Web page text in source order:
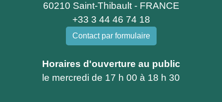
60210 Saint-Thibault - FRANCE
+33 3 44 46 74 18
Contact par formulaire
Horaires d'ouverture au public
le mercredi de 17 h 00 à 18 h 30